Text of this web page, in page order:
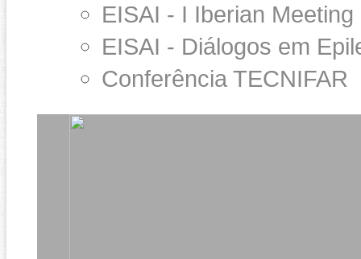
EISAI - I Iberian
EISAI - Diálogos em
Conferência TECNIFAR